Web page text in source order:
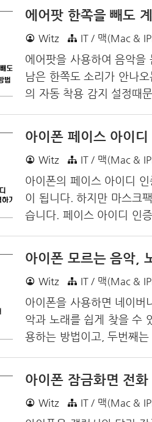
에어팟 한쪽을 빼도
Witz IT / 맥(Mac &
에어팟을 사용하여 음악을
남은 한쪽도 소리가 안나
의 자동 착용 감지 설정때
다. 위와 같이 설정하면
더라고 착용 중인 남은 한
방법은 에어팟을 두쪽 다
다.
아이폰 페이스 아이
Witz IT / 맥(Mac &
아이폰의 페이스 아이디
이 됩니다. 하지만 마스크
습니다. 페이스 아이디 인
중앙의 Face ID를 터치하
으로 아이폰 페이스 아이
을 마칩니다.
아이폰 모르는 음악,
Witz IT / 맥(Mac &
아이폰을 사용하면 네이버
악과 노래를 쉽게 찾을 수
용하는 방법이고, 두번째
오른쪽 상단을 쓸어내려
곳을 꾹 눌러 설정 화면으
아이폰 잠금화면 전화
Witz IT / 맥(Mac &